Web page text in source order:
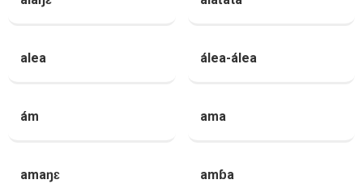
alea álea-álea
ám ama
amaŋɛ amɓa